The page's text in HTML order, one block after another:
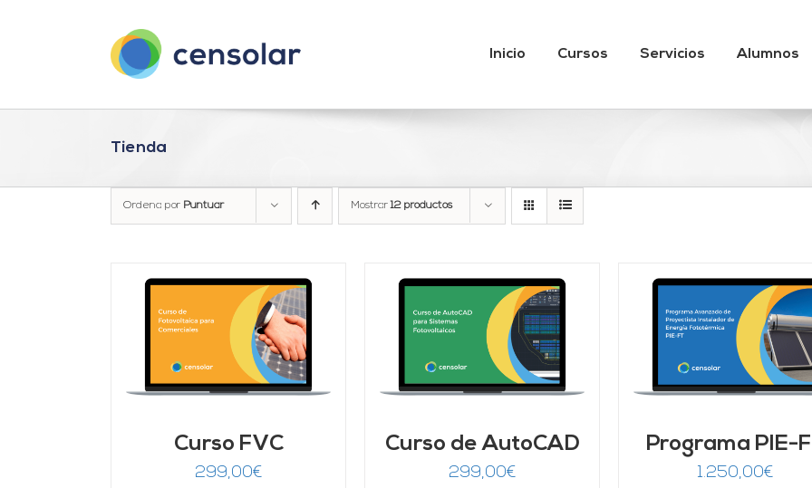
Inicio Cursos Servicios Alumnos
Tienda
Ordena por Puntuar Mostrar12 productos
Curso FVC
299,00€
AÑADIR AL CARRITO
DETALLES
Curso de AutoCAD
299,00€
AÑADIR AL CARRITO
DETALLES
Programa PIE-
1.250,00€
AÑADIR AL CARRITO
DETALLES